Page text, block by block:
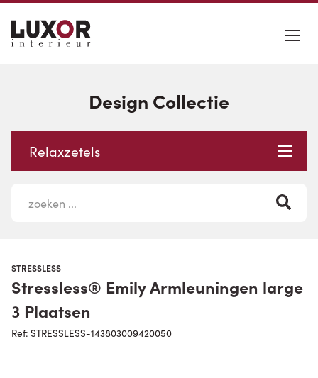
Design Collectie
Relaxzetels
STRESSLESS
Stressless® Emily Armleuningen large
3 Plaatsen
Ref: STRESSLESS-143803009420050